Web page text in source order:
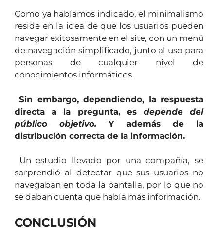
Como ya habíamos indicado, el minimalismo
reside en la idea de que los usuarios pueden
navegar exitosamente en el site, con un menú
de navegación simplificado, junto al uso para
personas de cualquier nivel de
conocimientos informáticos.
Sin embargo, dependiendo, la respuesta
directa a la pregunta, es depende del
público objetivo.Y además de la
distribución correcta de la información.
Un estudio llevado por una compañía, se
sorprendió al detectar que sus usuarios no
navegaban en toda la pantalla, por lo que no
se daban cuenta que había más información.
CONCLUSIÓN